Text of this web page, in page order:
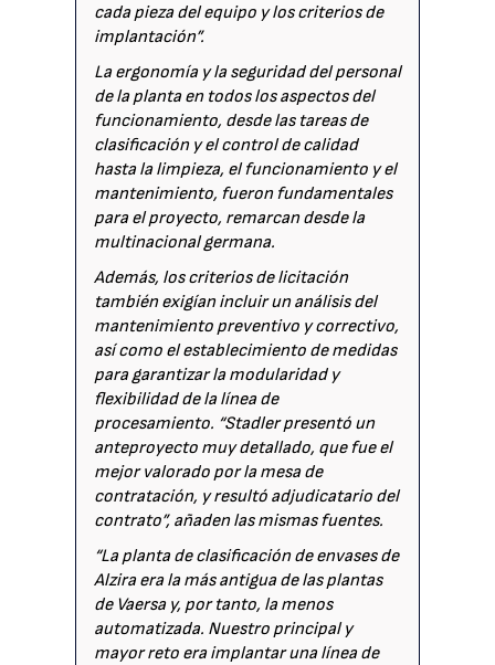
cada pieza del equipo y los criterios de
implantación”.
La ergonomía y la seguridad del personal
de la planta en todos los aspectos del
funcionamiento, desde las tareas de
clasificación y el control de calidad
hasta la limpieza, el funcionamiento y el
mantenimiento, fueron fundamentales
para el proyecto, remarcan desde la
multinacional germana.
Además, los criterios de licitación
también exigían incluir un análisis del
mantenimiento preventivo y correctivo,
así como el establecimiento de medidas
para garantizar la modularidad y
flexibilidad de la línea de
procesamiento. “Stadler presentó un
anteproyecto muy detallado, que fue el
mejor valorado por la mesa de
contratación, y resultó adjudicatario del
contrato”, añaden las mismas fuentes.
“La planta de clasificación de envases de
Alzira era la más antigua de las plantas
de Vaersa y, por tanto, la menos
automatizada. Nuestro principal y
mayor reto era implantar una línea de